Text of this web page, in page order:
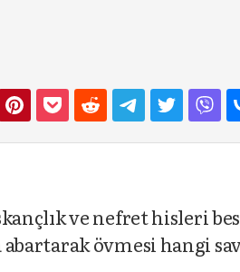
ve nefret hisleri
abartarak övmesi hangi